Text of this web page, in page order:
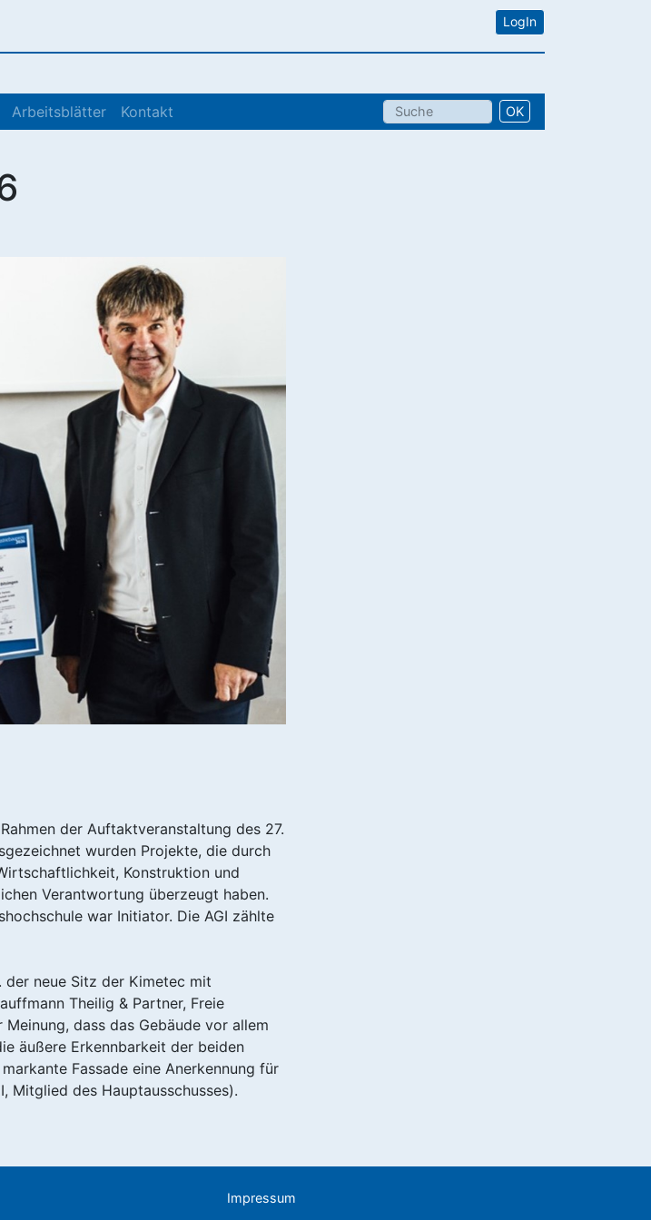
LogIn
Arbeitsblätter Kontakt OK
der Auftaktveranstaltung des 27.
wurden Projekte, die durch
Konstruktion und
Verantwortung überzeugt haben.
war Initiator. Die AGI zählte
der neue Sitz der Kimetec mit
Theilig & Partner, Freie
dass das Gebäude vor allem
äußere Erkennbarkeit der beiden
Fassade eine Anerkennung für
Mitglied des Hauptausschusses).
Impressum